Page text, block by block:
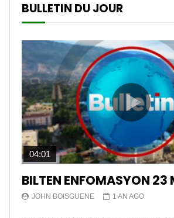
BULLETIN DU JOUR
04:01
BILTEN ENFOMASYON
JOHN BOISGUENE 1 AN AGO